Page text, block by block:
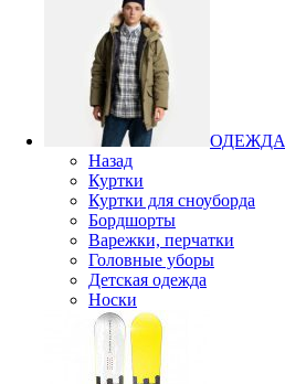
ОДЕЖДА
Назад
Куртки
Куртки для сноуборда
Бордшорты
Варежки, перчатки
Головные уборы
Детская одежда
Носки